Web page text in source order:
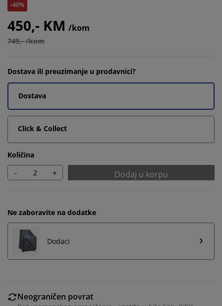
-40%
450,- KM /kom
749,- /kom
Dostava ili preuzimanje u prodavnici?
Dostava
Click & Collect
Količina
- + Dodaj u korpu
Ne zaboravite na dodatke
Dodaci
Neograničen povrat